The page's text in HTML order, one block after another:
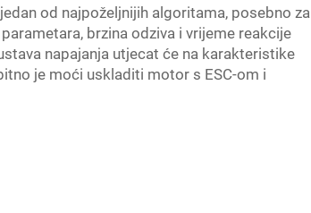
od najpoželjnijih algoritama, posebno za
brzina odziva i vrijeme reakcije
napajanja utjecat će na karakteristike
je moći uskladiti motor s ESC-om i